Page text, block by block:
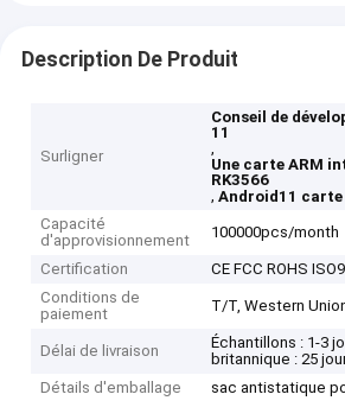
Description De Produit
Surligner
Conseil de
11
,
Une carte ARM
RK3566
,Android11 carte
Capacité
d'approvisionnement
100000pcs/month
Certification
CE FCC ROHS
Conditions de
paiement
T/T, Western
Délai de livraison
Échantillons : 1-3
britannique : 25
Détails d'emballage
sac antistatique